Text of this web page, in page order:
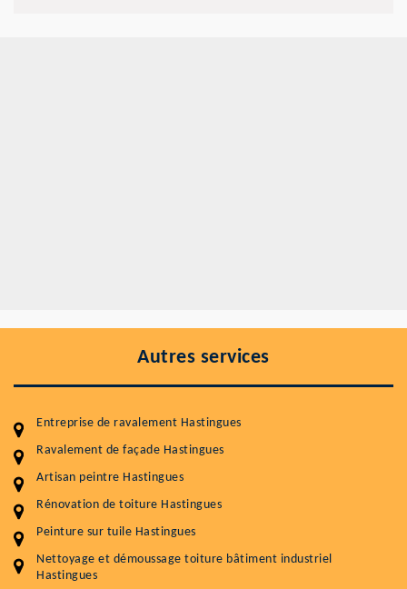
Autres services
Entreprise de ravalement Hastingues
Ravalement de façade Hastingues
Artisan peintre Hastingues
Rénovation de toiture Hastingues
Peinture sur tuile Hastingues
Nettoyage et démoussage toiture bâtiment industriel
Hastingues
Entretenir votre toiture, c'est préserver sa
durabilité
Plus de 15 ans d'expérience en couverture et facade